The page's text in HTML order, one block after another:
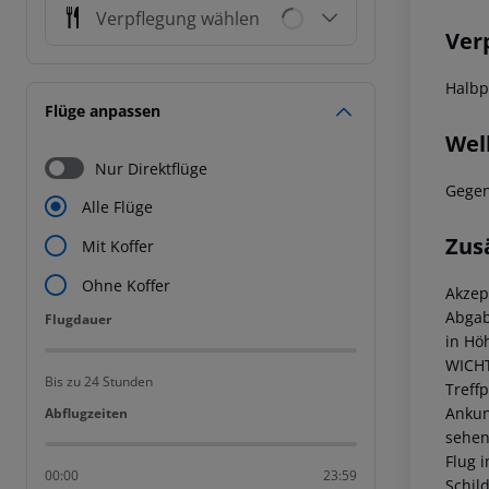
Verpflegung wählen
Flüge anpassen
Nur Direktflüge
Alle Flüge
Mit Koffer
Ohne Koffer
Flugdauer
Flugdauer
Bis zu 24 Stunden
Abflugzeiten
Abflugzeiten
00:00 23:59
in
Flug